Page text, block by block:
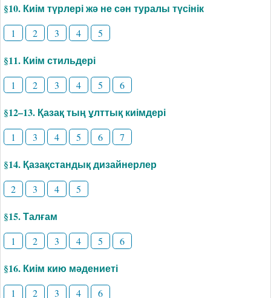
§10. Киім түрлері жә не сән туралы түсінік
1 2 3 4 5
§11. Киім стильдері
1 2 3 4 5 6
§12–13. Қазақ тың ұлттық киімдері
1 3 4 5 6 7
§14. Қазақстандық дизайнерлер
2 3 4 5
§15. Талғам
1 2 3 4 5 6
§16. Киім кию мәдениеті
1 2 3 4 6